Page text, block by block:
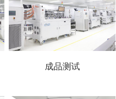
成品测试